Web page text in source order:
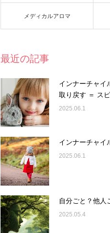
メディカルアロマ
最近の記事
インナーチャイ
取り戻す ＝ ス
2025.06.1
インナーチャイ
2025.06.1
自分ごと？他人
2025.05.4